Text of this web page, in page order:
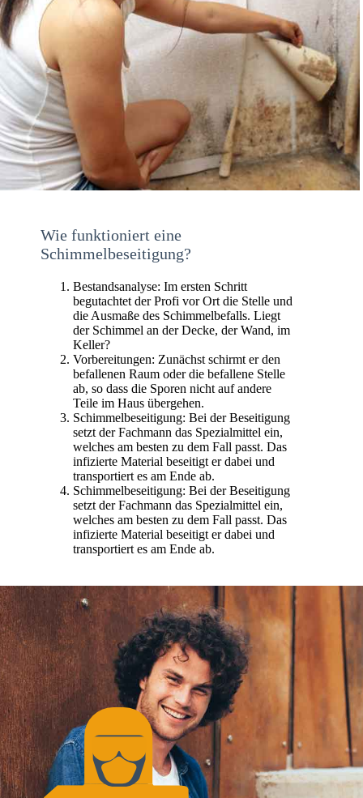
Wie funktioniert eine
Schimmelbeseitigung?
Bestandsanalyse: Im ersten Schritt
begutachtet der Profi vor Ort die Stelle und
die Ausmaße des Schimmelbefalls. Liegt
der Schimmel an der Decke, der Wand, im
Keller?
Vorbereitungen: Zunächst schirmt er den
befallenen Raum oder die befallene Stelle
ab, so dass die Sporen nicht auf andere
Teile im Haus übergehen.
Schimmelbeseitigung: Bei der Beseitigung
setzt der Fachmann das Spezialmittel ein,
welches am besten zu dem Fall passt. Das
infizierte Material beseitigt er dabei und
transportiert es am Ende ab.
Schimmelbeseitigung: Bei der Beseitigung
setzt der Fachmann das Spezialmittel ein,
welches am besten zu dem Fall passt. Das
infizierte Material beseitigt er dabei und
transportiert es am Ende ab.